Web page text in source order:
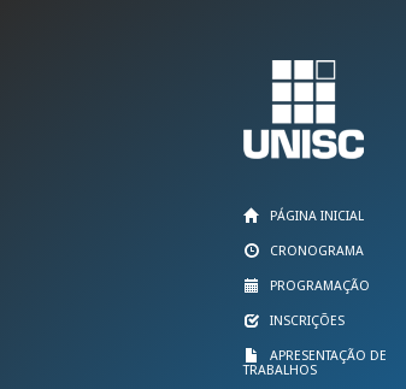
PÁGINA INICIAL
CRONOGRAMA
PROGRAMAÇÃO
INSCRIÇÕES
APRESENTAÇÃO DE
TRABALHOS